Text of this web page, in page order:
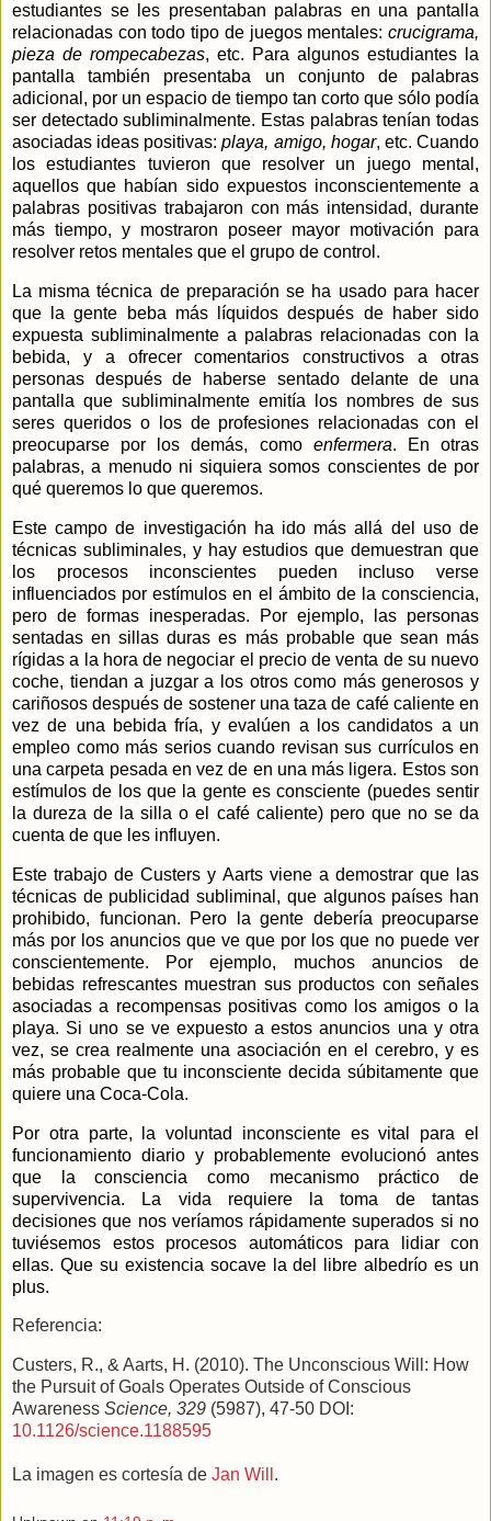
estudiantes se les presentaban palabras en una pantalla
relacionadas con todo tipo de juegos mentales: crucigrama,
pieza de rompecabezas, etc. Para algunos estudiantes la
pantalla también presentaba un conjunto de palabras
adicional, por un espacio de tiempo tan corto que sólo podía
ser detectado subliminalmente. Estas palabras tenían todas
asociadas ideas positivas:playa, amigo, hogar, etc. Cuando
los estudiantes tuvieron que resolver un juego mental,
aquellos que habían sido expuestos inconscientemente a
palabras positivas trabajaron con más intensidad, durante
más tiempo, y mostraron poseer mayor motivación para
resolver retos mentales que el grupo de control.
La misma técnica de preparación se ha usado para hacer
que la gente beba más líquidos después de haber sido
expuesta subliminalmente a palabras relacionadas con la
bebida, y a ofrecer comentarios constructivos a otras
personas después de haberse sentado delante de una
pantalla que subliminalmente emitía los nombres de sus
seres queridos o los de profesiones relacionadas con el
preocuparse por los demás, como enfermera. En otras
palabras, a menudo ni siquiera somos conscientes de por
qué queremos lo que queremos.
Este campo de investigación ha ido más allá del uso de
técnicas subliminales, y hay estudios que demuestran que
los procesos inconscientes pueden incluso verse
influenciados por estímulos en el ámbito de la consciencia,
pero de formas inesperadas. Por ejemplo, las personas
sentadas en sillas duras es más probable que sean más
rígidas a la hora de negociar el precio de venta de su nuevo
coche, tiendan a juzgar a los otros como más generosos y
cariñosos después de sostener una taza de café caliente en
vez de una bebida fría, y evalúen a los candidatos a un
empleo como más serios cuando revisan sus currículos en
una carpeta pesada en vez de en una más ligera. Estos son
estímulos de los que la gente es consciente (puedes sentir
la dureza de la silla o el café caliente) pero que no se da
cuenta de que les influyen.
Este trabajo de Custers y Aarts viene a demostrar que las
técnicas de publicidad subliminal, que algunos países han
prohibido, funcionan. Pero la gente debería preocuparse
más por los anuncios que ve que por los que no puede ver
conscientemente. Por ejemplo, muchos anuncios de
bebidas refrescantes muestran sus productos con señales
asociadas a recompensas positivas como los amigos o la
playa. Si uno se ve expuesto a estos anuncios una y otra
vez, se crea realmente una asociación en el cerebro, y es
más probable que tu inconsciente decida súbitamente que
quiere una Coca-Cola.
Por otra parte, la voluntad inconsciente es vital para el
funcionamiento diario y probablemente evolucionó antes
que la consciencia como mecanismo práctico de
supervivencia. La vida requiere la toma de tantas
decisiones que nos veríamos rápidamente superados si no
tuviésemos estos procesos automáticos para lidiar con
ellas. Que su existencia socave la del libre albedrío es un
plus.
Referencia:
Custers, R., & Aarts, H. (2010). The Unconscious Will: How
the Pursuit of Goals Operates Outside of Conscious
Awareness Science, 329 (5987), 47-50 DOI:
10.1126/science.1188595
La imagen es cortesía de Jan Will .